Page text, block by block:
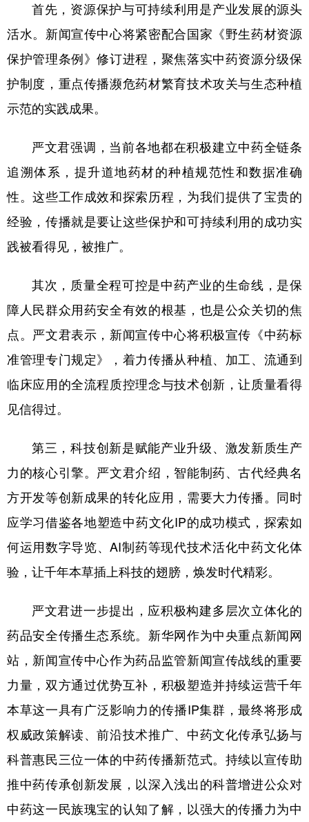
新疆 内蒙古 黑龙江
多语种频道
Deutsch Português
首先，资源保护与可持续利用是产业发展的源头
活水。新闻宣传中心将紧密配合国家《野生药材资源
保护管理条例》修订进程，聚焦落实中药资源分级保
护制度，重点传播濒危药材繁育技术攻关与生态种植
示范的实践成果。
严文君强调，当前各地都在积极建立中药全链条
追溯体系，提升道地药材的种植规范性和数据准确
性。这些工作成效和探索历程，为我们提供了宝贵的
经验，传播就是要让这些保护和可持续利用的成功实
践被看得见，被推广。
其次，质量全程可控是中药产业的生命线，是保
障人民群众用药安全有效的根基，也是公众关切的焦
点。严文君表示，新闻宣传中心将积极宣传《中药标
准管理专门规定》，着力传播从种植、加工、流通到
临床应用的全流程质控理念与技术创新，让质量看得
见信得过。
第三，科技创新是赋能产业升级、激发新质生产
力的核心引擎。严文君介绍，智能制药、古代经典名
方开发等创新成果的转化应用，需要大力传播。同时
应学习借鉴各地塑造中药文化IP的成功模式，探索如
何运用数字导览、AI制药等现代技术活化中药文化体
验，让千年本草插上科技的翅膀，焕发时代精彩。
严文君进一步提出，应积极构建多层次立体化的
药品安全传播生态系统。新华网作为中央重点新闻网
站，新闻宣传中心作为药品监管新闻宣传战线的重要
力量，双方通过优势互补，积极塑造并持续运营千年
本草这一具有广泛影响力的传播IP集群，最终将形成
权威政策解读、前沿技术推广、中药文化传承弘扬与
科普惠民三位一体的中药传播新范式。持续以宣传助
推中药传承创新发展，以深入浅出的科普增进公众对
中药这一民族瑰宝的认知了解，以强大的传播力为中